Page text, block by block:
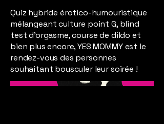
Quiz hybride érotico-humouristique
mélangeant culture point G, blind
test d’orgasme, course de dildo et
bien plus encore, YES MOMMY est le
rendez-vous des personnes
souhaitant bousculer leur soirée !